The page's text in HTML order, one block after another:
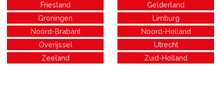
Friesland
Gelderland
Groningen
Limburg
Noord-Brabant
Noord-Holland
Overijssel
Utrecht
Zeeland
Zuid-Holland